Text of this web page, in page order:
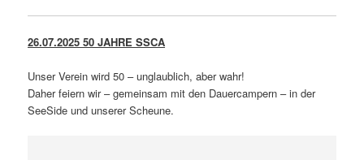
26.07.2025 50 JAHRE SSCA
Unser Verein wird 50 – unglaublich, aber wahr!
Daher feiern wir – gemeinsam mit den Dauercampern – in der
SeeSide und unserer Scheune.